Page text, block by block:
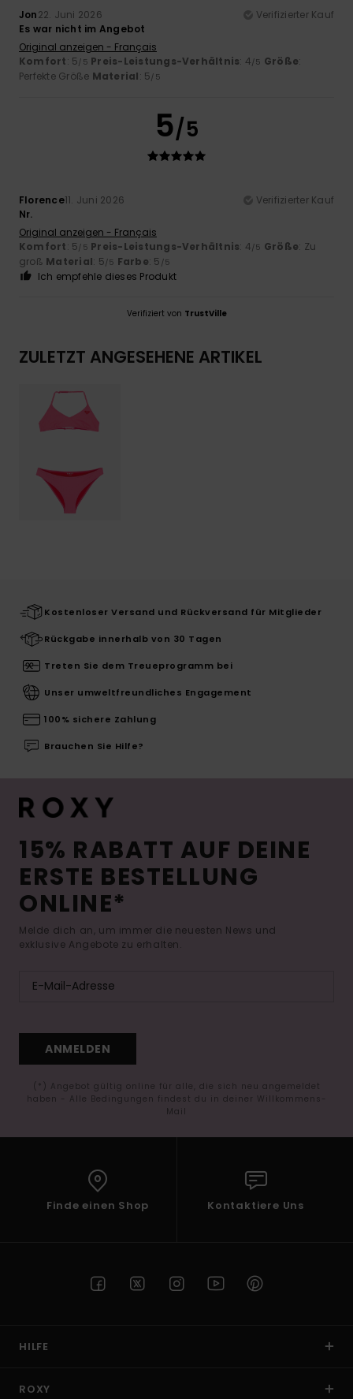
Jon22. Juni 2026
Verifizierter Kauf
Es war nicht im Angebot
Original anzeigen - Français
Komfort: 5/5 Preis-Leistungs-Verhältnis: 4/5 Größe:
Perfekte Größe Material: 5/5
5/5
Florence11. Juni 2026
Verifizierter Kauf
Nr.
Original anzeigen - Français
Komfort: 5/5 Preis-Leistungs-Verhältnis: 4/5 Größe: Zu
groß Material: 5/5 Farbe: 5 /5
Ich empfehle dieses Produkt
Verifiziert von TrustVille
ZULETZT ANGESEHENE ARTIKEL
Kostenloser Versand und Rückversand für Mitglieder
Rückgabe innerhalb von 30 Tagen
Treten Sie dem Treueprogramm bei
Unser umweltfreundliches Engagement
100% sichere Zahlung
Brauchen Sie Hilfe?
15% RABATT AUF DEINE
ERSTE BESTELLUNG
ONLINE*
Melde dich an, um immer die neuesten News und
exklusive Angebote zu erhalten.
ANMELDEN
(*) Angebot gültig online für alle, die sich neu angemeldet
haben - Alle Bedingungen findest du in deiner Willkommens-
Mail
Finde einen Shop Kontaktiere Uns
HILFE
ROXY